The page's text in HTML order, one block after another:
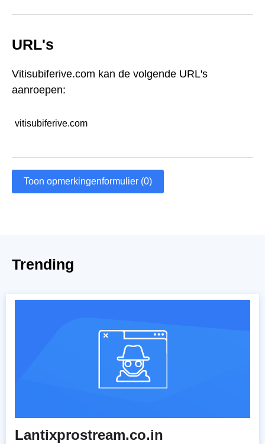
URL's
Vitisubiferive.com kan de volgende URL's
aanroepen:
vitisubiferive.com
Toon opmerkingenformulier (0)
Trending
Lantixprostream.co.in